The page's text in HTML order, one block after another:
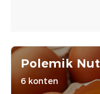
Polemik
6 konten